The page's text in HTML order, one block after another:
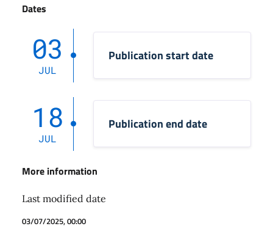
Dates
03
JUL
Publication start date
18
JUL
Publication end date
More information
Last modified date
03/07/2025, 00:00